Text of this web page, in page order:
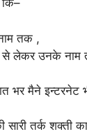
तक ,
से लेकर उनके नाम
भर मैने इन्टरनेट
सारी तर्क शक्ती